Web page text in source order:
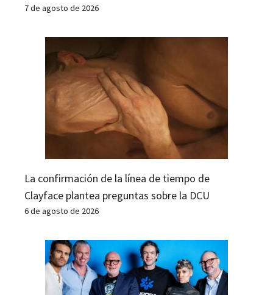
7 de agosto de 2026
La confirmación de la línea de tiempo de
Clayface plantea preguntas sobre la DCU
6 de agosto de 2026